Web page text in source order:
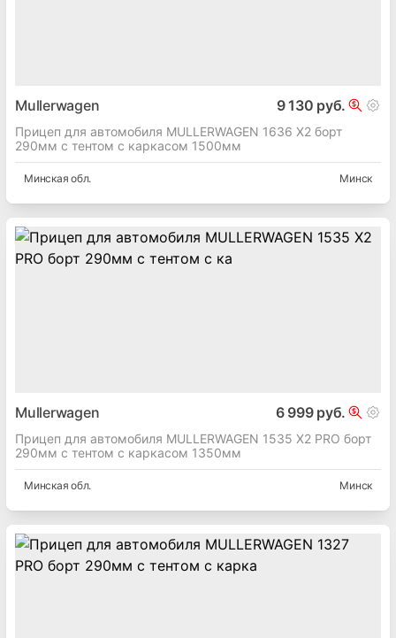
Mullerwagen 9 130 руб.
Прицеп для автомобиля MULLERWAGEN 1636 X2 борт
290мм с тентом с каркасом 1500мм
Минская обл. Минск
Mullerwagen 6 999 руб.
Прицеп для автомобиля MULLERWAGEN 1535 Х2 PRO борт
290мм с тентом с каркасом 1350мм
Минская обл. Минск